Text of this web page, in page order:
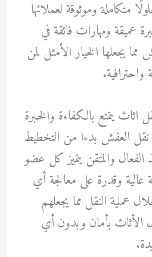
متكاملة وموثوقة لعملائها
عميقة ومهارات فائقة في
يجعلها الخيار الأمثل لمن
يتمتع بالكفاءة والخبرة
العفش بدءا من التخطيط
الفعال والمتقن يتميز كل عضو
عالية وقدرة على معالجة أي
عملية النقل مما يجعلهم
الأثاث بأمان وبدون أي